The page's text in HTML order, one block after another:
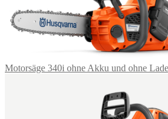
Motorsäge 340i ohne Akku und ohne